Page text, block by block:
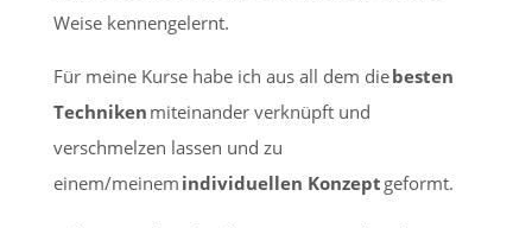
Weise kennengelernt.
Für meine Kurse habe ich aus all dem diebesten
Techniken miteinander verknüpft und
verschmelzen lassen und zu
einem/meinem individuellen Konzept geformt.